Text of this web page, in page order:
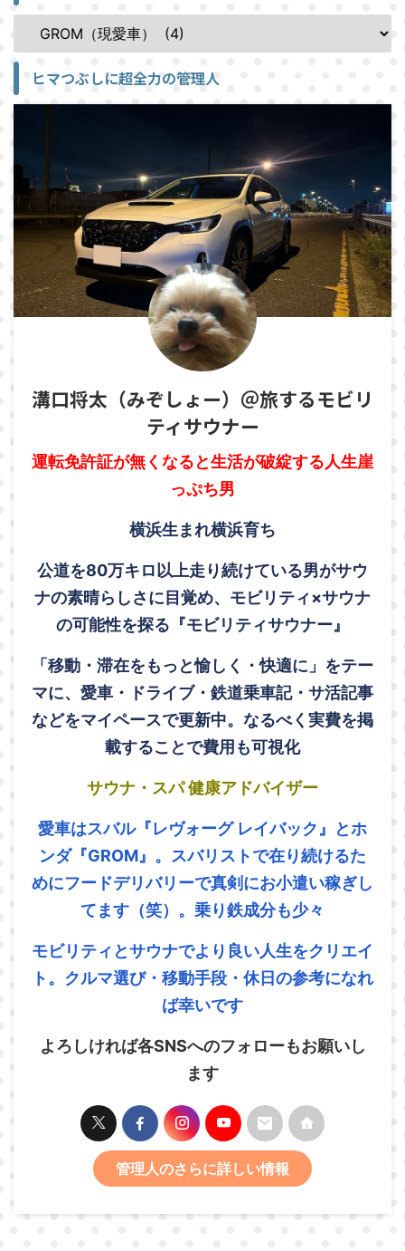
ヒマつぶしに超全力の管理人
溝口将太（みぞしょー）＠旅するモビリ
ティサウナー
運転免許証が無くなると生活が破綻する人生崖
っぷち男
横浜生まれ横浜育ち
公道を80万キロ以上走り続けている男がサウ
ナの素晴らしさに目覚め、モビリティ×サウナ
の可能性を探る『モビリティサウナー』
「移動・滞在をもっと愉しく・快適に」をテー
マに、愛車・ドライブ・鉄道乗車記・サ活記事
などをマイペースで更新中。なるべく実費を掲
載することで費用も可視化
サウナ・スパ 健康アドバイザー
愛車はスバル『レヴォーグ レイバック』とホ
ンダ『GROM』。スバリストで在り続けるた
めにフードデリバリーで真剣にお小遣い稼ぎし
てます（笑）。乗り鉄成分も少々
モビリティとサウナでより良い人生をクリエイ
ト。クルマ選び・移動手段・休日の参考になれ
ば幸いです
よろしければ各SNSへのフォローもお願いし
ます
管理人のさらに詳しい情報